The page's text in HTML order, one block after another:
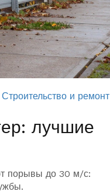
Строительство и ремонт
лучшие
порывы до 30 м/с: